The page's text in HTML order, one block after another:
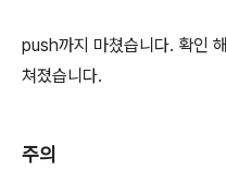
push까지 마쳤습니다. 확인
쳐졌습니다.
주의